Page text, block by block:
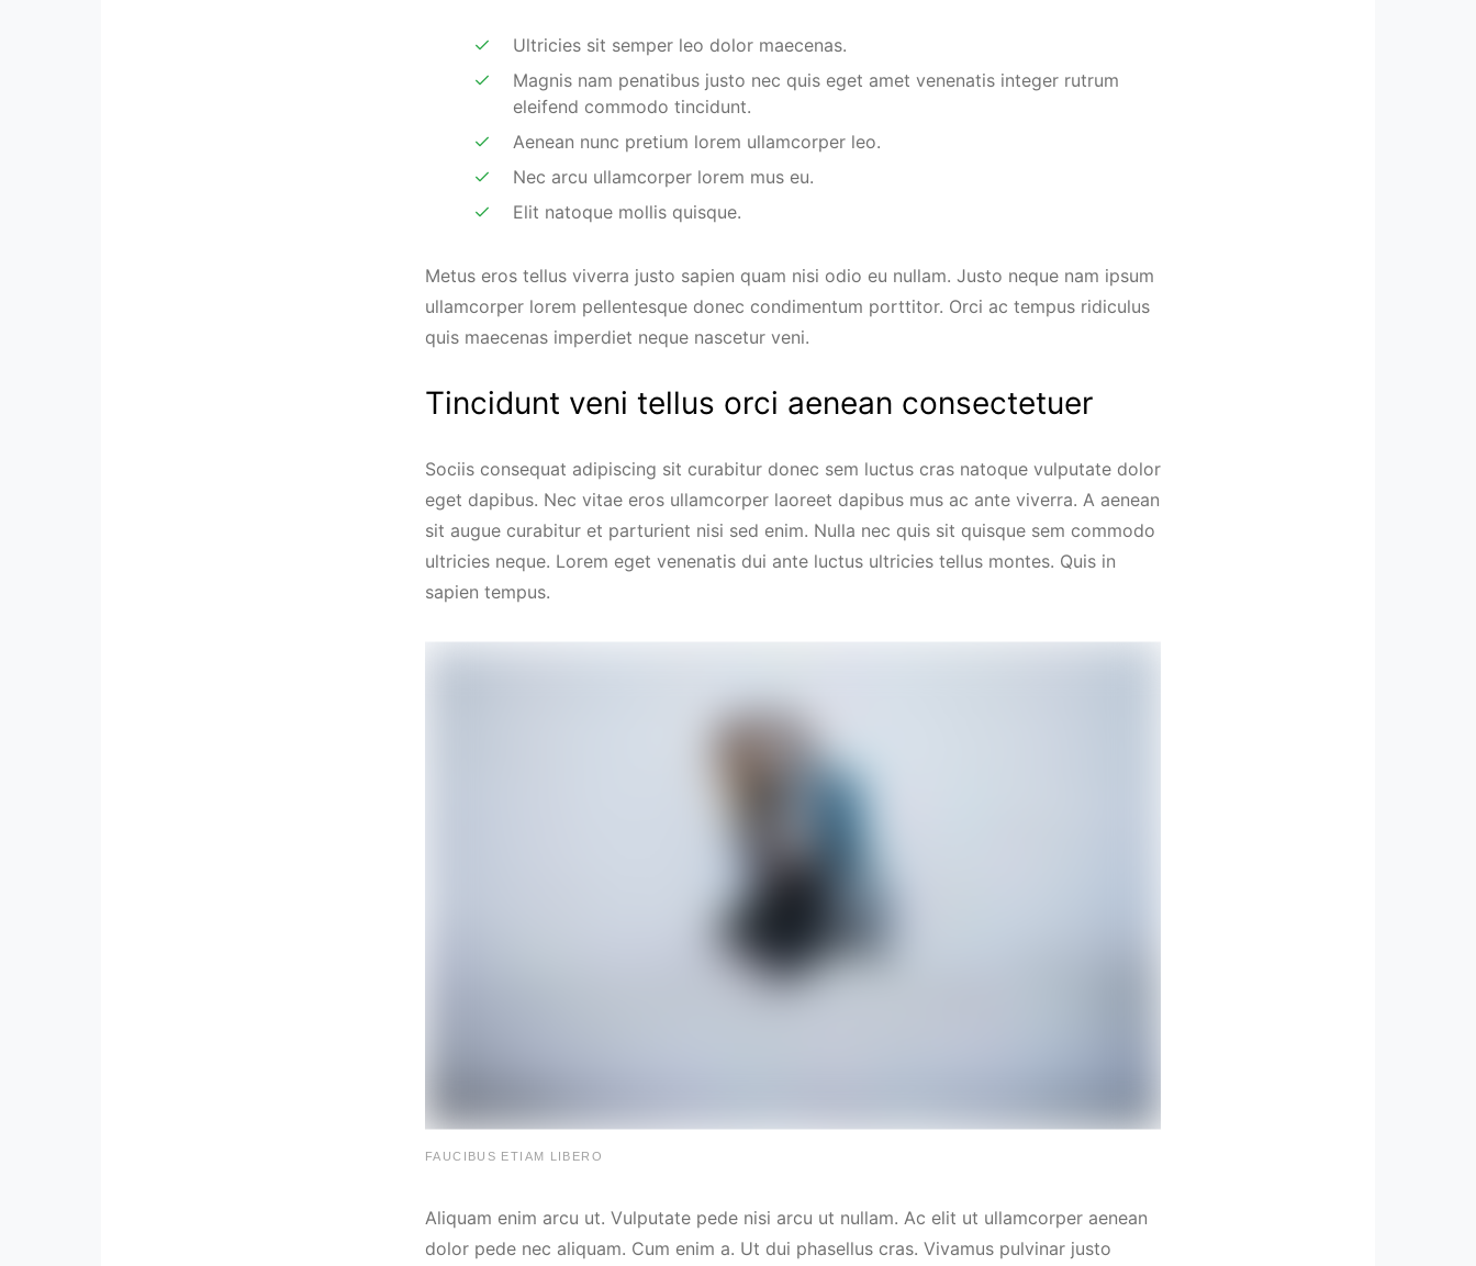
Ultricies sit semper leo dolor maecenas.
Magnis nam penatibus justo nec quis eget amet venenatis integer rutrum
eleifend commodo tincidunt.
Aenean nunc pretium lorem ullamcorper leo.
Nec arcu ullamcorper lorem mus eu.
Elit natoque mollis quisque.
Metus eros tellus viverra justo sapien quam nisi odio eu nullam. Justo neque nam ipsum
ullamcorper lorem pellentesque donec condimentum porttitor. Orci ac tempus ridiculus
quis maecenas imperdiet neque nascetur veni.
Tincidunt veni tellus orci aenean consectetuer
Sociis consequat adipiscing sit curabitur donec sem luctus cras natoque vulputate dolor
eget dapibus. Nec vitae eros ullamcorper laoreet dapibus mus ac ante viverra. A aenean
sit augue curabitur et parturient nisi sed enim. Nulla nec quis sit quisque sem commodo
ultricies neque. Lorem eget venenatis dui ante luctus ultricies tellus montes. Quis in
sapien tempus.
FAUCIBUS ETIAM LIBERO
Aliquam enim arcu ut. Vulputate pede nisi arcu ut nullam. Ac elit ut ullamcorper aenean
dolor pede nec aliquam. Cum enim a. Ut dui phasellus cras. Vivamus pulvinar justo